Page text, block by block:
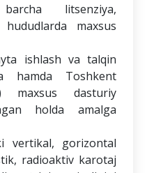
litsenziya,
maxsus
ishlash va talqin
hamda Toshkent
maxsus dasturiy
holda amalga
vertikal, gorizontal
radioaktiv karotaj